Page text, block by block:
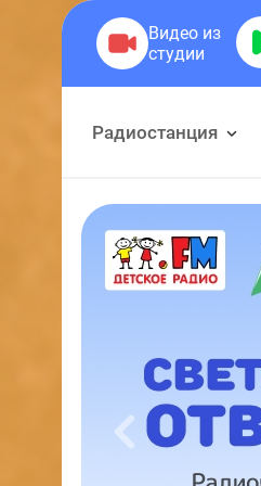
Герра Александр
Радиостанция